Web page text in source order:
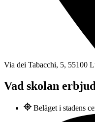
Via dei Tabacchi, 5, 55100
Vad skolan
Beläget i stadens